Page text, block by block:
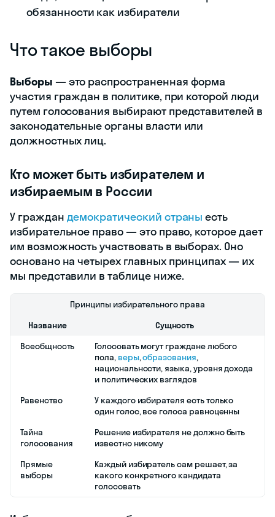
Студенты и школьники, изучающие
Люди, желающие понимать свои
права и обязанности как избиратели
Что такое выборы
Выборы— это распространенная
которой люди путем голосования
выбирают представителей в
должностных лиц.
Кто может быть избирателем и
избираемым в России
демократический страны
есть избирательное право — это право,
которое дает им возможность
участвовать в выборах. Оно основано на
четырех главных принципах — их мы
представили в таблице ниже.
Принципы избирательного права
Всеобщность
Голосовать могут граждане
образования,
национальности, языка,
уровня дохода и